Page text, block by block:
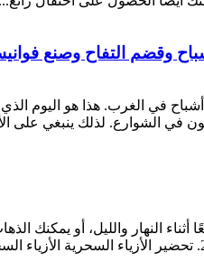
وقضم التفاح وصنع
في الغرب. هذا هو اليوم
في الشوارع. لذلك ينبغي على
أثناء النهار والليل، أو